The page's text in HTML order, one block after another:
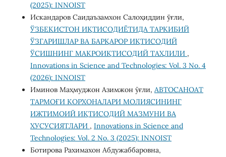
(2025): INNOIST
Искандаров Саидаъзамхон Салоҳиддин ўғли,
ЎЗБЕКИСТОН ИҚТИСОДИЁТИДА ТАРКИБИЙ
ЎЗГАРИШЛАР ВА БАРҚАРОР ИҚТИСОДИЙ
ЎСИШНИНГ МАКРОИҚТИСОДИЙ ТАҲЛИЛИ ,
Innovations in Science and Technologies: Vol. 3 No. 4
(2026): INNOIST
Иминов Маҳмуджон Азимжон ӯғли, АВТОСАНОАТ
ТАРМОҒИ КОРХОНАЛАРИ МОЛИЯСИНИНГ
ИЖТИМОИЙ ИҚТИСОДИЙ МАЗМУНИ ВА
ХУСУСИЯТЛАРИ , Innovations in Science and
Technologies: Vol. 2 No. 3 (2025): INNOIST
Ботирова Рахимахон Абдужаббаровна,